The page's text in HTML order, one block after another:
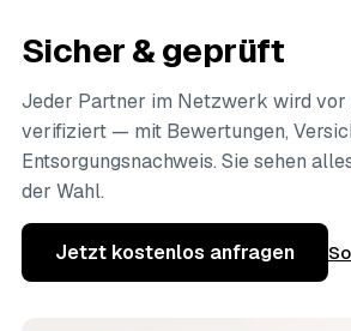
Sicher & geprüft
Jeder Partner im Netzwerk wird vor
verifiziert — mit Bewertungen,
Entsorgungsnachweis. Sie sehen
der Wahl.
Jetzt kostenlos anfragen